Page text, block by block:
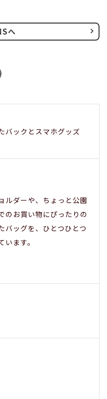
へ
バックとスマホグッズ
ルダーや、ちょっと公園
のお買い物にぴったりの
バッグを、ひとつひとつ
ます。